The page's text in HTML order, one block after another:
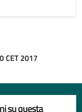
CET 2017
su questa